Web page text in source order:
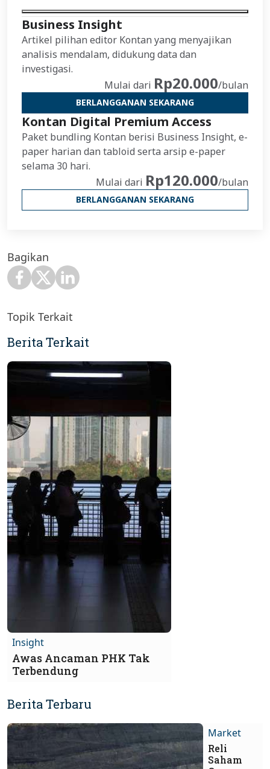
Business Insight
Artikel pilihan editor Kontan yang menyajikan
analisis mendalam, didukung data dan
investigasi.
Mulai dari Rp20.000/bulan
BERLANGGANAN SEKARANG
Kontan Digital Premium Access
Paket bundling Kontan berisi Business Insight, e-
paper harian dan tabloid serta arsip e-paper
selama 30 hari.
Mulai dari Rp120.000/bulan
BERLANGGANAN SEKARANG
Bagikan
Topik Terkait
Berita Terkait
Insight
Awas Ancaman PHK Tak
Terbendung
Berita Terbaru
Market
Reli
Saham